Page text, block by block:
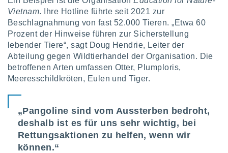
zur
zur
der
Vietnam. Ihre Hotline führte seit 2021 zur
Beschlagnahmung von fast 52.000 Tieren. „Etwa 60
Prozent der Hinweise führen zur Sicherstellung
lebender Tiere“, sagt Doug Hendrie, Leiter der
Abteilung gegen Wildtierhandel der Organisation. Die
betroffenen Arten umfassen Otter, Plumploris,
Meeresschildkröten, Eulen und Tiger.
„Pangoline sind vom Aussterben bedroht,
deshalb ist es für uns sehr wichtig, bei
Rettungsaktionen zu helfen, wenn wir
können.“